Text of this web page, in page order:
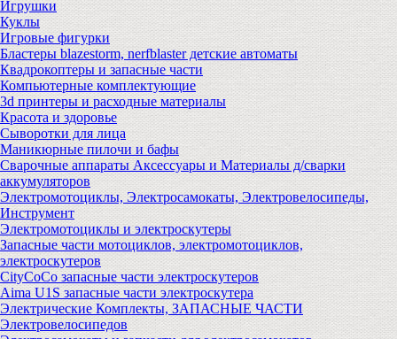
Игрушки
Куклы
Игровые фигурки
Бластеры blazestorm, nerfblaster детские автоматы
Квадрокоптеры и запасные части
Компьютерные комплектующие
3d принтеры и расходные материалы
Красота и здоровье
Сыворотки для лица
Маникюрные пилочи и бафы
Сварочные аппараты Аксессуары и Материалы д/сварки
аккумуляторов
Электромотоциклы, Электросамокаты, Электровелосипеды,
Инструмент
Электромотоциклы и электроскутеры
Запасные части мотоциклов, электромотоциклов,
электроскутеров
CityCoCo запасные части электроскутеров
Aima U1S запасные части электроскутера
Электрические Комплекты, ЗАПАСНЫЕ ЧАСТИ
Электровелосипедов